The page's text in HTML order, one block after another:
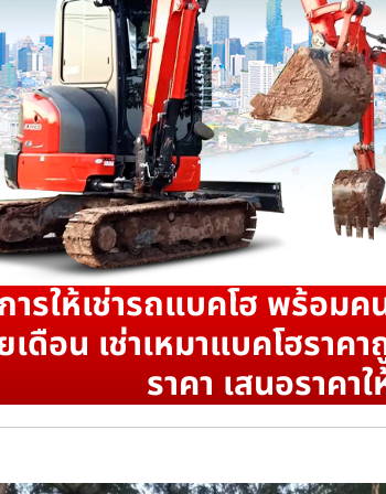
ารให้เช่ารถแบคโฮ พร้อมค
เดือน เช่าเหมาแบคโฮรา
ราคา เสนอราค